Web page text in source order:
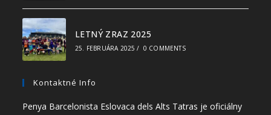
LETNÝ ZRAZ 2025
25. FEBRUÁRA 2025 / 0 COMMENTS
Kontaktné Info
Penya Barcelonista Eslovaca dels Alts Tatras je oficiálny